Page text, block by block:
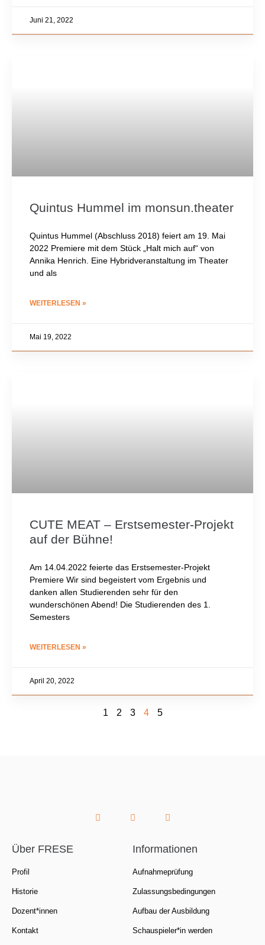
Juni 21, 2022
Quintus Hummel im monsun.theater
Quintus Hummel (Abschluss 2018) feiert am 19. Mai
2022 Premiere mit dem Stück „Halt mich auf“ von
Annika Henrich. Eine Hybridveranstaltung im Theater
und als
WEITERLESEN »
Mai 19, 2022
CUTE MEAT – Erstsemester-Projekt
auf der Bühne!
Am 14.04.2022 feierte das Erstsemester-Projekt
Premiere Wir sind begeistert vom Ergebnis und
danken allen Studierenden sehr für den
wunderschönen Abend! Die Studierenden des 1.
Semesters
WEITERLESEN »
April 20, 2022
1 2 3 4 5
Über FRESE
Profil
Historie
Dozent*innen
Kontakt
Informationen
Aufnahmeprüfung
Zulassungsbedingungen
Aufbau der Ausbildung
Schauspieler*in werden